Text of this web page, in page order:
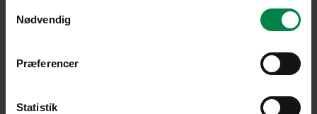
Nødvendig
Præferencer
Statistik